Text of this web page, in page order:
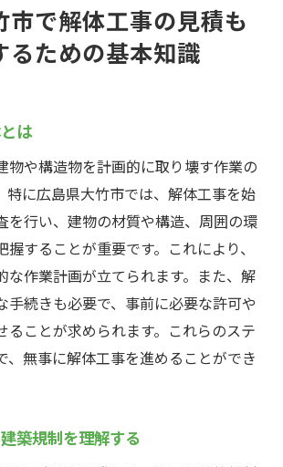
竹市での解体工事に必要な書類
積もり取得の重要性広島県大竹市
取得がなぜ重要か
大竹市での見積もり取得事例
費用を把握するための見積もり
積もりを避けるための方法
竹市の解体工事にかかる費用の例
比較の重要性
で解体工事を頼む前に知っておく
の準備と手順
の安全対策
えるためのポイント
市で解体工事の見積も
るための基本知識
は
物や構造物を計画的に取り壊す作業の
特に広島県大竹市では、解体工事を始
を行い、建物の材質や構造、周囲の環
することが重要です。これにより、
な作業計画が立てられます。また、解
手続きも必要で、事前に必要な許可や
ることが求められます。これらのステ
、無事に解体工事を進めることができ
築規制を理解する